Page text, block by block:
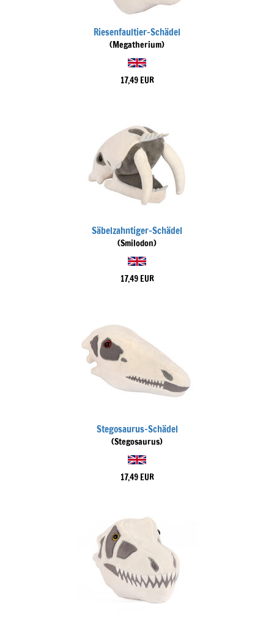
Riesenfaultier-Schädel
(Megatherium)
17,49 EUR
Säbelzahntiger-Schädel
(Smilodon)
17,49 EUR
Stegosaurus-Schädel
(Stegosaurus)
17,49 EUR